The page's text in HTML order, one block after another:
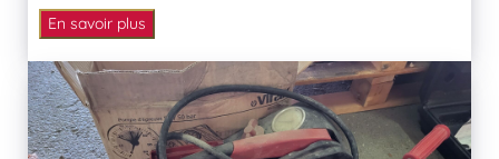
En savoir plus